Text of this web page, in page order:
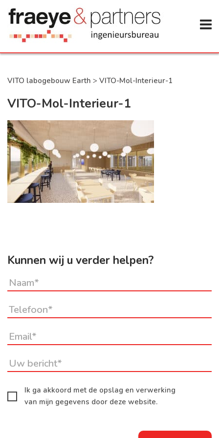
VITO labogebouw Earth > VITO-Mol-Interieur-1
VITO-Mol-Interieur-1
Kunnen wij u verder helpen?
Ik ga akkoord met de opslag en verwerking
van mijn gegevens door deze website.